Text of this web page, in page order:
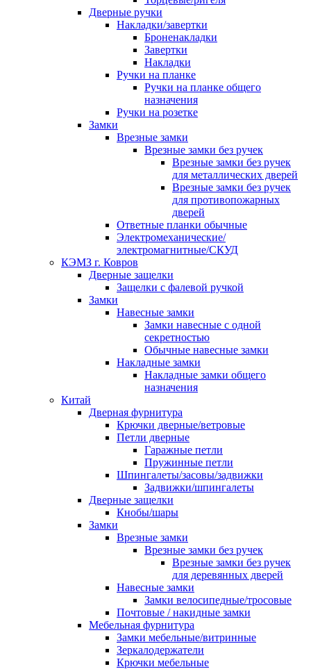
Дверные ручки
Накладки/завертки
Броненакладки
Завертки
Накладки
Ручки на планке
Ручки на планке общего
назначения
Ручки на розетке
Замки
Врезные замки
Врезные замки без ручек
Врезные замки без ручек
для металлических дверей
Врезные замки без ручек
для противопожарных
дверей
Ответные планки обычные
Электромеханические/
электромагнитные/СКУД
КЭМЗ г. Ковров
Дверные защелки
Защелки с фалевой ручкой
Замки
Навесные замки
Замки навесные с одной
секретностью
Обычные навесные замки
Накладные замки
Накладные замки общего
назначения
Китай
Дверная фурнитура
Крючки дверные/ветровые
Петли дверные
Гаражные петли
Пружинные петли
Шпингалеты/засовы/задвижки
Задвижки/шпингалеты
Дверные защелки
Кнобы/шары
Замки
Врезные замки
Врезные замки без ручек
Врезные замки без ручек
для деревянных дверей
Навесные замки
Замки велосипедные/тросовые
Почтовые / накидные замки
Мебельная фурнитура
Замки мебельные/витринные
Зеркалодержатели
Крючки мебельные